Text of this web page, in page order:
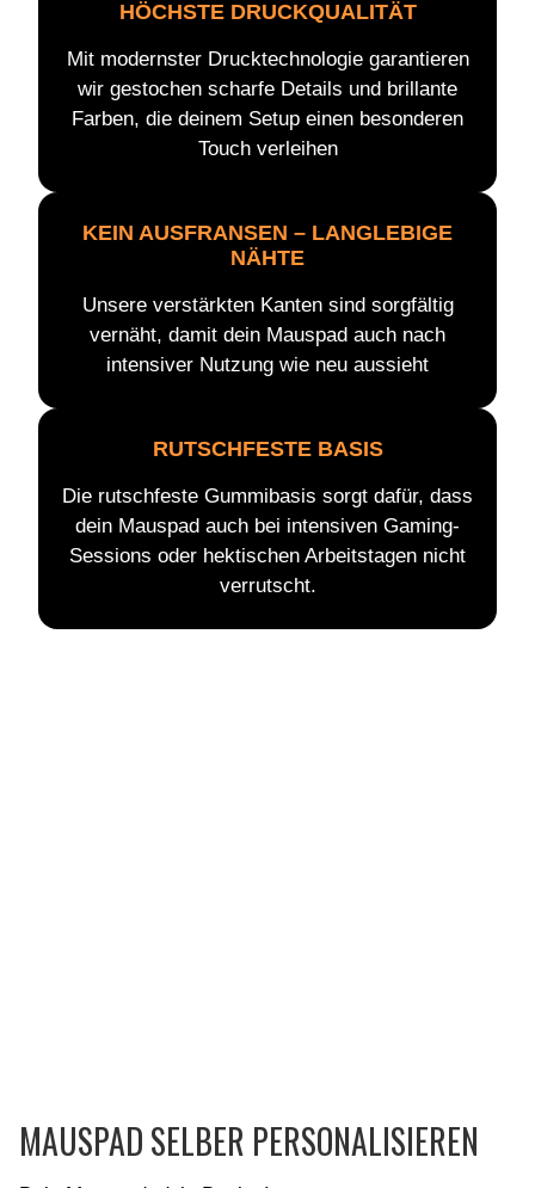
HÖCHSTE DRUCKQUALITÄT
Mit modernster Drucktechnologie garantieren
wir gestochen scharfe Details und brillante
Farben, die deinem Setup einen besonderen
Touch verleihen
KEIN AUSFRANSEN – LANGLEBIGE
NÄHTE
Unsere verstärkten Kanten sind sorgfältig
vernäht, damit dein Mauspad auch nach
intensiver Nutzung wie neu aussieht
RUTSCHFESTE BASIS
Die rutschfeste Gummibasis sorgt dafür, dass
dein Mauspad auch bei intensiven Gaming-
Sessions oder hektischen Arbeitstagen nicht
verrutscht.
MAUSPAD SELBER PERSONALISIEREN